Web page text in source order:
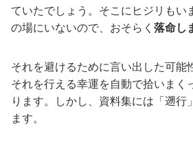
ていたでしょう。そこにヒジリもい
の場にいないので、おそらく 落命し
それを避けるために言い出した可能
それを行える幸運を自動で拾いまく
ります。しかし、資料集には「遡行
ます。